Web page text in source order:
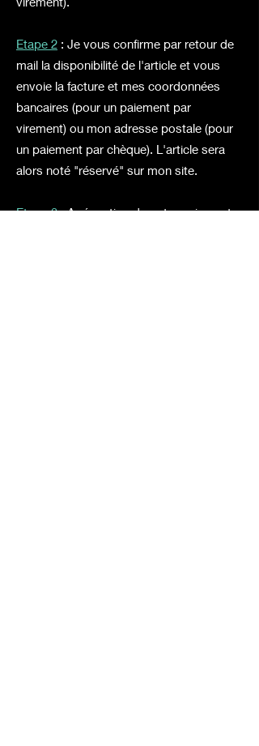
Etape 2 : Je vous confirme par retour de
mail la disponibilité de l'article et vous
envoie la facture et mes coordonnées
bancaires (pour un paiement par
virement) ou mon adresse postale (pour
un paiement par chèque). L'article sera
alors noté "réservé" sur mon site.
Etape 3: A réception de votre paiement,